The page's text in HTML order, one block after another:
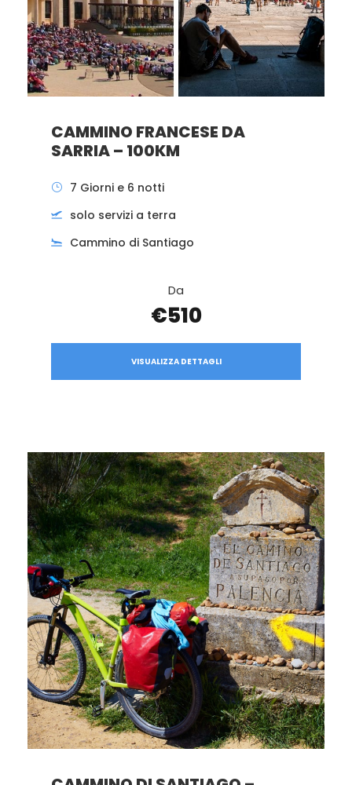
CAMMINO FRANCESE DA
SARRIA – 100KM
7 Giorni e 6 notti
solo servizi a terra
Cammino di Santiago
Da
€510
VISUALIZZA DETTAGLI